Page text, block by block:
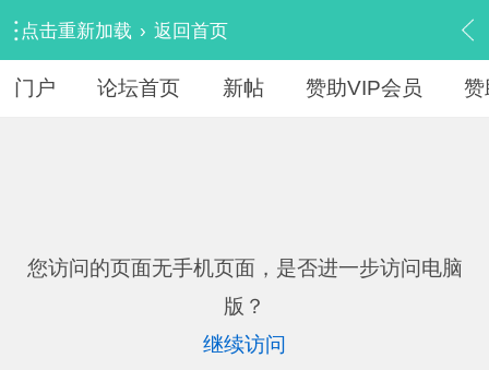
点击重新加载 › 返回首页
门户 论坛首页 新帖 赞助VIP会员 赞
您访问的页面无手机页面，是否进一步访问电脑
版？
继续访问